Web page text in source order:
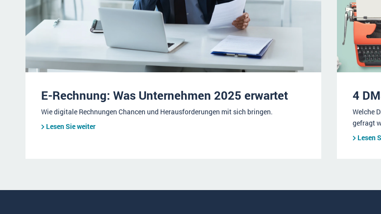
E-Rechnung: Was Unternehmen 2025 erwartet
Wie digitale Rechnungen Chancen und Herausforderungen mit sich bringen.
Lesen Sie weiter
4
Welche
gefragt
Lesen